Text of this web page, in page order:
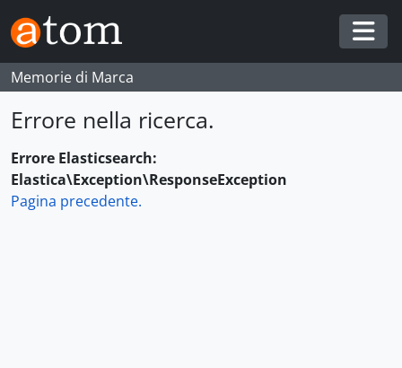
Skip to main content
Memorie di Marca
Errore nella ricerca.
Errore Elasticsearch:
Elastica\Exception\ResponseException
Pagina precedente.